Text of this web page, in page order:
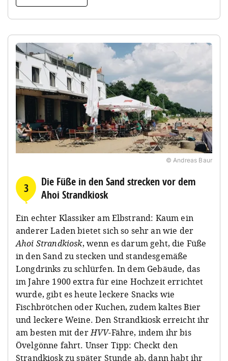
© Andreas Baur
3
Die Füße in den Sand strecken vor dem
Ahoi Strandkiosk
Ein echter Klassiker am Elbstrand: Kaum ein
anderer Laden bietet sich so sehr an wie der
Ahoi Strandkiosk, wenn es darum geht, die Füße
in den Sand zu stecken und standesgemäße
Longdrinks zu schlürfen. In dem Gebäude, das
im Jahre 1900 extra für eine Hochzeit errichtet
wurde, gibt es heute leckere Snacks wie
Fischbrötchen oder Kuchen, zudem kaltes Bier
und leckere Weine. Den Strandkiosk erreicht ihr
am besten mit derHVV-Fähre, indem ihr bis
Övelgönne fahrt. Unser Tipp: Checkt den
Strandkiosk zu später Stunde ab, dann habt ihr